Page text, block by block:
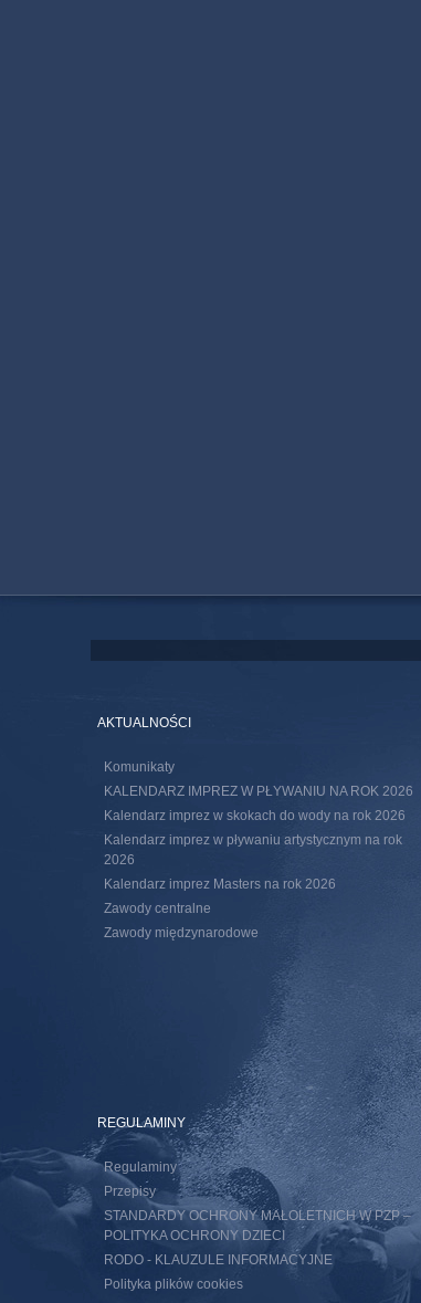
AKTUALNOŚCI
Komunikaty
KALENDARZ IMPREZ W PŁYWANIU NA ROK 2026
Kalendarz imprez w skokach do wody na rok 2026
Kalendarz imprez w pływaniu artystycznym na rok
2026
Kalendarz imprez Masters na rok 2026
Zawody centralne
Zawody międzynarodowe
REGULAMINY
Regulaminy
Przepisy
STANDARDY OCHRONY MAŁOLETNICH W PZP –
POLITYKA OCHRONY DZIECI
RODO - KLAUZULE INFORMACYJNE
Polityka plików cookies